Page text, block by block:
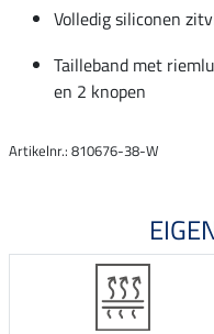
Volledig siliconen
Tailleband met
en 2 knopen
Artikelnr.: 810676-38-W